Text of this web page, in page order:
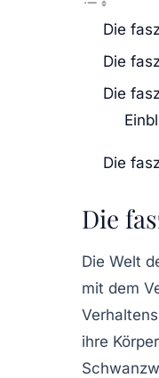
Die
Die
Die
Die
Die
Die Welt
mit dem
ihre